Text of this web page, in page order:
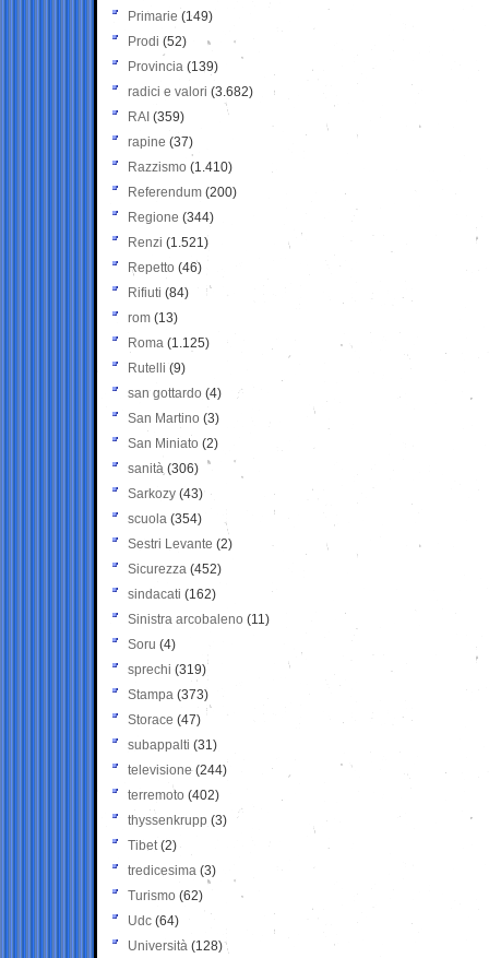
Primarie (149)
Prodi (52)
Provincia (139)
radici e valori (3.682)
RAI (359)
rapine (37)
Razzismo (1.410)
Referendum (200)
Regione (344)
Renzi (1.521)
Repetto (46)
Rifiuti (84)
rom (13)
Roma (1.125)
Rutelli (9)
san gottardo (4)
San Martino (3)
San Miniato (2)
sanità (306)
Sarkozy (43)
scuola (354)
Sestri Levante (2)
Sicurezza (452)
sindacati (162)
Sinistra arcobaleno (11)
Soru (4)
sprechi (319)
Stampa (373)
Storace (47)
subappalti (31)
televisione(244)
terremoto (402)
thyssenkrupp (3)
Tibet(2)
tredicesima (3)
Turismo (62)
Udc (64)
Università (128)